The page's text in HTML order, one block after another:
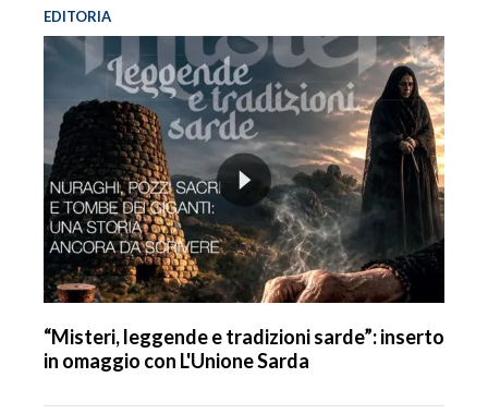
EDITORIA
“Misteri, leggende e tradizioni sarde”: inserto
in omaggio con L'Unione Sarda